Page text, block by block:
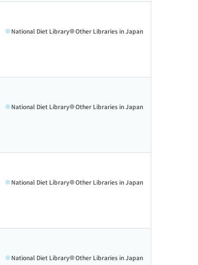
National Diet Library Other Libraries in Japan
National Diet Library Other Libraries in Japan
National Diet Library Other Libraries in Japan
National Diet Library Other Libraries in Japan